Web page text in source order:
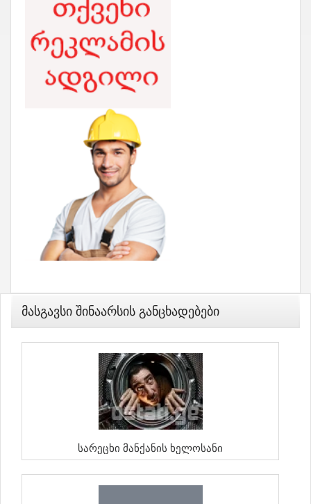
Მასგავსი Შინაარსის Განცხადებები
Სარეცხი Მანქანის Ხელოსანი